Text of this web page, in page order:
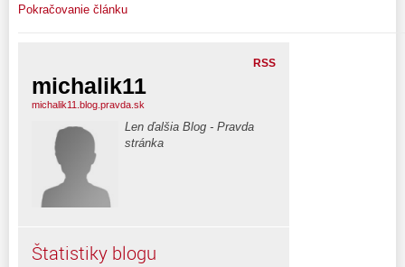
Pokračovanie článku
RSS
michalik11
michalik11.blog.pravda.sk
Len ďalšia Blog - Pravda
stránka
Štatistiky blogu